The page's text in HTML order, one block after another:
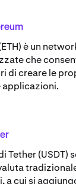
è un
che
di creare le
applicazioni.
Tether (USDT)
a cui si